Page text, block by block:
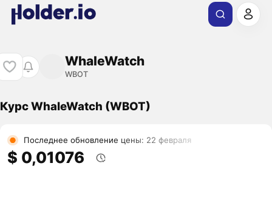
WhaleWatch
WBOT
Курс WhaleWatch (WBOT)
Последнее обновление цены: 22 февраля
$ 0,01076